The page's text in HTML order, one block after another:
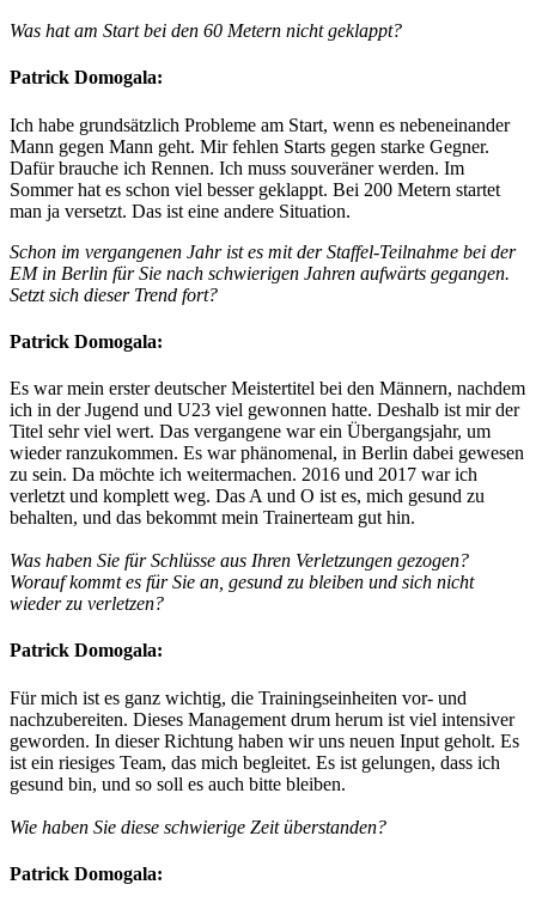
Was hat am Start bei den 60 Metern nicht geklappt?
Patrick Domogala:
Ich habe grundsätzlich Probleme am Start, wenn es nebeneinander
Mann gegen Mann geht. Mir fehlen Starts gegen starke Gegner.
Dafür brauche ich Rennen. Ich muss souveräner werden. Im
Sommer hat es schon viel besser geklappt. Bei 200 Metern startet
man ja versetzt. Das ist eine andere Situation.
Schon im vergangenen Jahr ist es mit der Staffel-Teilnahme bei der
EM in Berlin für Sie nach schwierigen Jahren aufwärts gegangen.
Setzt sich dieser Trend fort?
Patrick Domogala:
Es war mein erster deutscher Meistertitel bei den Männern, nachdem
ich in der Jugend und U23 viel gewonnen hatte. Deshalb ist mir der
Titel sehr viel wert. Das vergangene war ein Übergangsjahr, um
wieder ranzukommen. Es war phänomenal, in Berlin dabei gewesen
zu sein. Da möchte ich weitermachen. 2016 und 2017 war ich
verletzt und komplett weg. Das A und O ist es, mich gesund zu
behalten, und das bekommt mein Trainerteam gut hin.
Was haben Sie für Schlüsse aus Ihren Verletzungen gezogen?
Worauf kommt es für Sie an, gesund zu bleiben und sich nicht
wieder zu verletzen?
Patrick Domogala:
Für mich ist es ganz wichtig, die Trainingseinheiten vor- und
nachzubereiten. Dieses Management drum herum ist viel intensiver
geworden. In dieser Richtung haben wir uns neuen Input geholt. Es
ist ein riesiges Team, das mich begleitet. Es ist gelungen, dass ich
gesund bin, und so soll es auch bitte bleiben.
Wie haben Sie diese schwierige Zeit überstanden?
Patrick Domogala: